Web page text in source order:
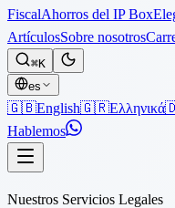
FiscalAhorros del IP Box
ArtículosSobre nosotros
⌘K
es
🇬🇧English🇬🇷Ελληνικά
Hablemos
Nuestros Servicios Legales